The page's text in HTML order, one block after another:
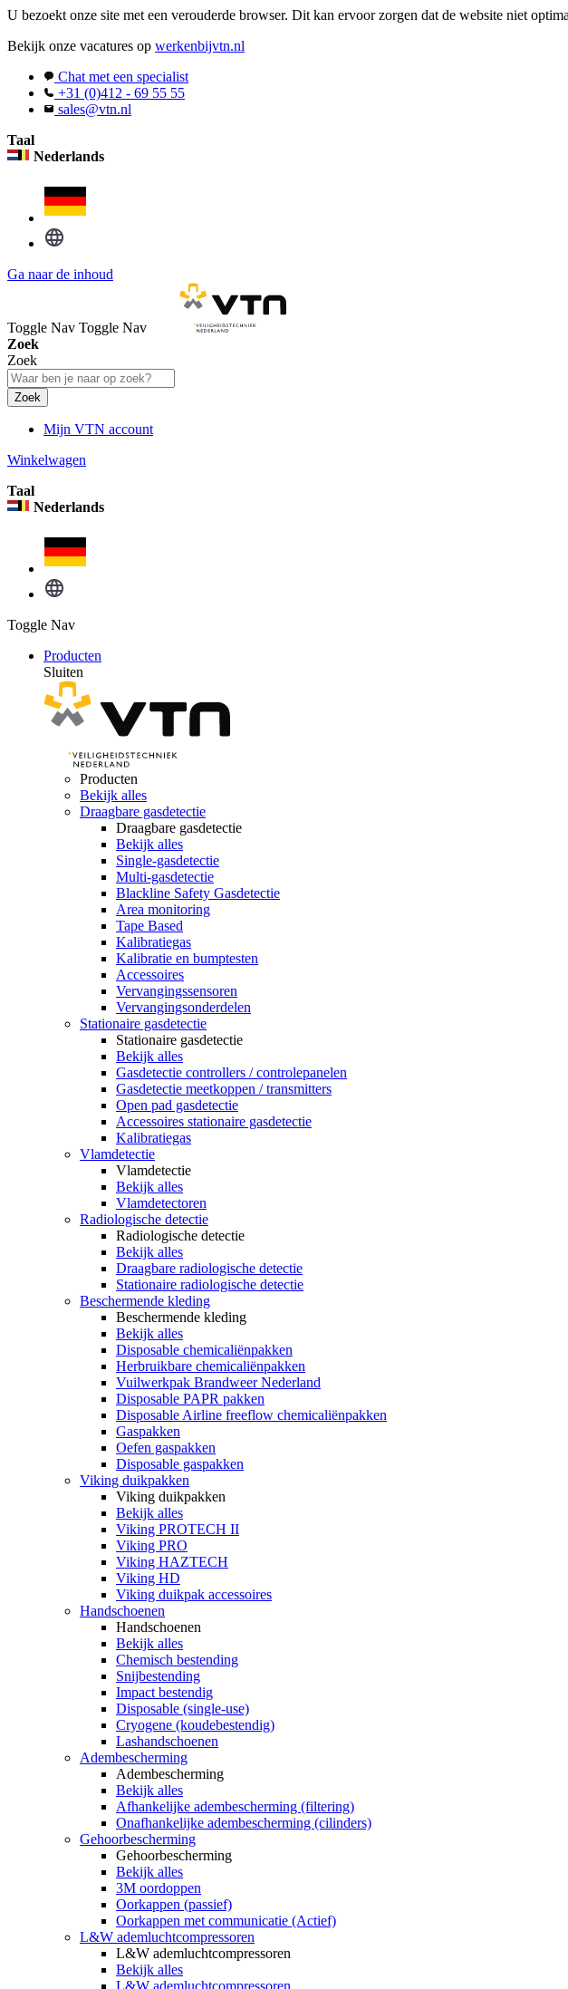
U bezoekt onze site met een verouderde browser. Dit kan ervoor zorgen dat de website niet
Bekijk onze vacatures op werkenbijvtn.nl
Chat met een specialist
+31 (0)412 - 69 55 55
sales@vtn.nl
Taal
Nederlands
Ga naar de inhoud
Toggle Nav Toggle Nav
Zoek
Zoek
Zoek
Mijn VTN account
Winkelwagen
Taal
Nederlands
Toggle Nav
Producten
Sluiten
Producten
Bekijk alles
Draagbare gasdetectie
Draagbare gasdetectie
Bekijk alles
Single-gasdetectie
Multi-gasdetectie
Blackline Safety Gasdetectie
Area monitoring
Tape Based
Kalibratiegas
Kalibratie en bumptesten
Accessoires
Vervangingssensoren
Vervangingsonderdelen
Stationaire gasdetectie
Stationaire gasdetectie
Bekijk alles
Gasdetectie controllers / controlepanelen
Gasdetectie meetkoppen / transmitters
Open pad gasdetectie
Accessoires stationaire gasdetectie
Kalibratiegas
Vlamdetectie
Vlamdetectie
Bekijk alles
Vlamdetectoren
Radiologische detectie
Radiologische detectie
Bekijk alles
Draagbare radiologische detectie
Stationaire radiologische detectie
Beschermende kleding
Beschermende kleding
Bekijk alles
Disposable chemicaliënpakken
Herbruikbare chemicaliënpakken
Vuilwerkpak Brandweer Nederland
Disposable PAPR pakken
Disposable Airline freeflow chemicaliënpakken
Gaspakken
Oefen gaspakken
Disposable gaspakken
Viking duikpakken
Viking duikpakken
Bekijk alles
Viking PROTECH II
Viking PRO
Viking HAZTECH
Viking HD
Viking duikpak accessoires
Handschoenen
Handschoenen
Bekijk alles
Chemisch bestending
Snijbestending
Impact bestendig
Disposable (single-use)
Cryogene (koudebestendig)
Lashandschoenen
Adembescherming
Adembescherming
Bekijk alles
Afhankelijke adembescherming (filtering)
Onafhankelijke adembescherming (cilinders)
Gehoorbescherming
Gehoorbescherming
Bekijk alles
3M oordoppen
Oorkappen (passief)
Oorkappen met communicatie (Actief)
L&W ademluchtcompressoren
L&W ademluchtcompressoren
Bekijk alles
L&W ademluchtcompressoren